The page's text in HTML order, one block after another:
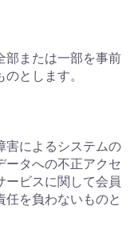
部または一部を事前
とします。
害によるシステムの
ータへの不正アクセ
ービスに関して会員
任を負わないものと